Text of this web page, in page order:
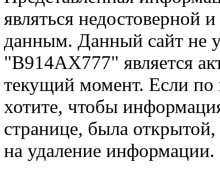
являться недостоверной
данным. Данный сайт не
"В914АХ777" является
текущий момент. Если
хотите, чтобы
странице, была открытой,
на удаление информации.